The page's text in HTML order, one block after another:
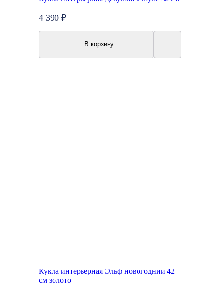
4 390 ₽
В корзину
Кукла интерьерная Эльф новогодний 42
см золото